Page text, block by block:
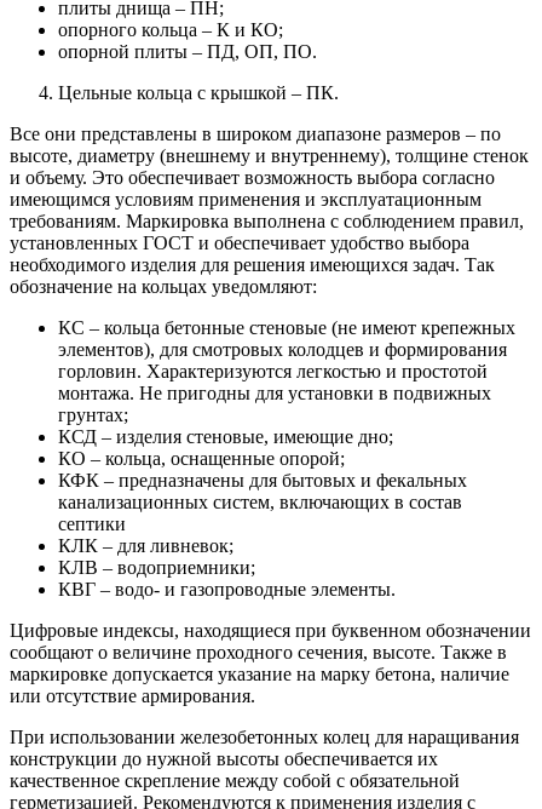
плиты днища – ПН;
опорного кольца – К и КО;
опорной плиты – ПД, ОП, ПО.
Цельные кольца с крышкой – ПК.
Все они представлены в широком диапазоне размеров – по
высоте, диаметру (внешнему и внутреннему), толщине стенок
и объему. Это обеспечивает возможность выбора согласно
имеющимся условиям применения и эксплуатационным
требованиям. Маркировка выполнена с соблюдением правил,
установленных ГОСТ и обеспечивает удобство выбора
необходимого изделия для решения имеющихся задач. Так
обозначение на кольцах уведомляют:
КС – кольца бетонные стеновые (не имеют крепежных
элементов), для смотровых колодцев и формирования
горловин. Характеризуются легкостью и простотой
монтажа. Не пригодны для установки в подвижных
грунтах;
КСД – изделия стеновые, имеющие дно;
КО – кольца, оснащенные опорой;
КФК – предназначены для бытовых и фекальных
канализационных систем, включающих в состав
септики
КЛК – для ливневок;
КЛВ – водоприемники;
КВГ – водо- и газопроводные элементы.
Цифровые индексы, находящиеся при буквенном обозначении
сообщают о величине проходного сечения, высоте. Также в
маркировке допускается указание на марку бетона, наличие
или отсутствие армирования.
При использовании железобетонных колец для наращивания
конструкции до нужной высоты обеспечивается их
качественное скрепление между собой с обязательной
герметизацией. Рекомендуются к применения изделия с